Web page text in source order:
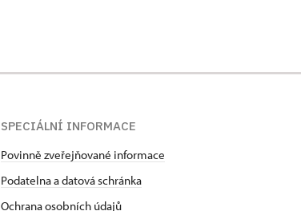
SPECIÁLNÍ INFORMACE
Povinně zveřejňované informace
Podatelna a datová schránka
Ochrana osobních údajů